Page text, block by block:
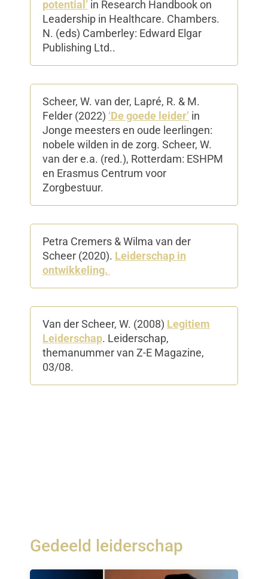
potential’ in Research Handbook on
Leadership in Healthcare. Chambers.
N. (eds) Camberley: Edward Elgar
Publishing Ltd..
Scheer, W. van der, Lapré, R. & M.
Felder (2022) ‘De goede leider’ in
Jonge meesters en oude leerlingen:
nobele wilden in de zorg. Scheer, W.
van der e.a. (red.), Rotterdam: ESHPM
en Erasmus Centrum voor
Zorgbestuur.
Petra Cremers & Wilma van der
Scheer (2020). Leiderschap in
ontwikkeling.
Van der Scheer, W. (2008) Legitiem
Leiderschap. Leiderschap,
themanummer van Z-E Magazine,
03/08.
Gedeeld leiderschap